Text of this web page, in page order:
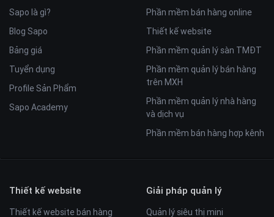
Sapo là gì?
Blog Sapo
Bảng giá
Tuyển dụng
Profile Sản Phẩm
Sapo Academy
Phần mềm bán hàng online
Thiết kế website
Phần mềm quản lý sàn TMĐT
Phần mềm quản lý bán hàng
trên MXH
Phần mềm quản lý nhà hàng
và dịch vụ
Phần mềm bán hàng hợp kênh
Thiết kế website
Thiết kế website bán hàng
Giải pháp quản lý
Quản lý siêu thị mini